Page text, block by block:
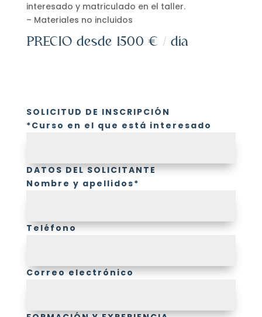
interesado y matriculado en el taller.
– Materiales no incluidos
PRECIO desde 1500 € / día
SOLICITUD DE INSCRIPCIÓN
*Curso en el que está interesado
DATOS DEL SOLICITANTE
Nombre y apellidos*
Teléfono
Correo electrónico